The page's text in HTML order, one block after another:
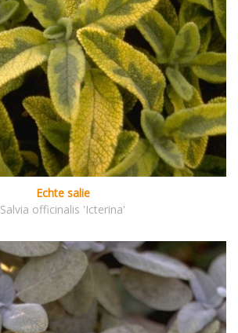
Echte salie
Salvia officinalis 'Icterina'